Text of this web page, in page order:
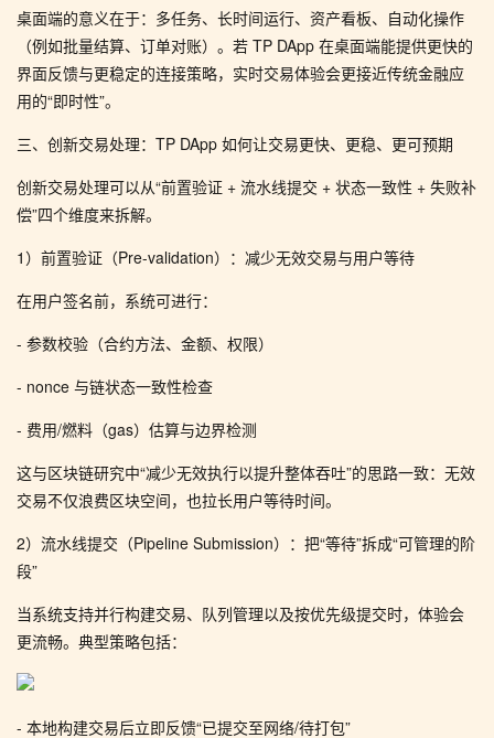
桌面端的意义在于：多任务、长时间运行、资产看板、自动化操作
（例如批量结算、订单对账）。若 TP DApp 在桌面端能提供更快的
界面反馈与更稳定的连接策略，实时交易体验会更接近传统金融应
用的“即时性”。
三、创新交易处理：TP DApp 如何让交易更快、更稳、更可预期
创新交易处理可以从“前置验证 + 流水线提交 + 状态一致性 + 失败补
偿”四个维度来拆解。
1）前置验证（Pre-validation）：减少无效交易与用户等待
在用户签名前，系统可进行：
- 参数校验（合约方法、金额、权限）
- nonce 与链状态一致性检查
- 费用/燃料（gas）估算与边界检测
这与区块链研究中“减少无效执行以提升整体吞吐”的思路一致：无效
交易不仅浪费区块空间，也拉长用户等待时间。
2）流水线提交（Pipeline Submission）：把“等待”拆成“可管理的阶
段”
当系统支持并行构建交易、队列管理以及按优先级提交时，体验会
更流畅。典型策略包括：
- 本地构建交易后立即反馈“已提交至网络/待打包”